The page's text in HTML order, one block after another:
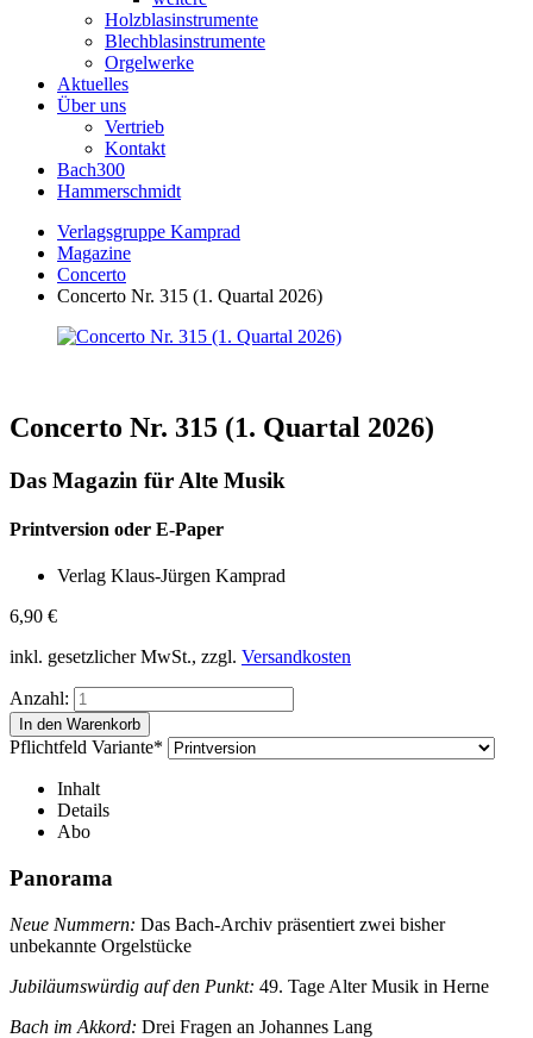
Holzblasinstrumente
Blechblasinstrumente
Orgelwerke
Aktuelles
Über uns
Vertrieb
Kontakt
Bach300
Hammerschmidt
Verlagsgruppe Kamprad
Magazine
Concerto
Concerto Nr. 315 (1. Quartal 2026)
Concerto Nr. 315 (1. Quartal 2026)
Das Magazin für Alte Musik
Printversion oder E-Paper
Verlag Klaus-Jürgen Kamprad
6,90 €
inkl. gesetzlicher MwSt., zzgl. Versandkosten
Anzahl:
Pflichtfeld Variante*
Inhalt
Details
Abo
Panorama
Neue Nummern: Das Bach-Archiv präsentiert zwei bisher
unbekannte Orgelstücke
Jubiläumswürdig auf den Punkt: 49. Tage Alter Musik in Herne
Bach im Akkord: Drei Fragen an Johannes Lang